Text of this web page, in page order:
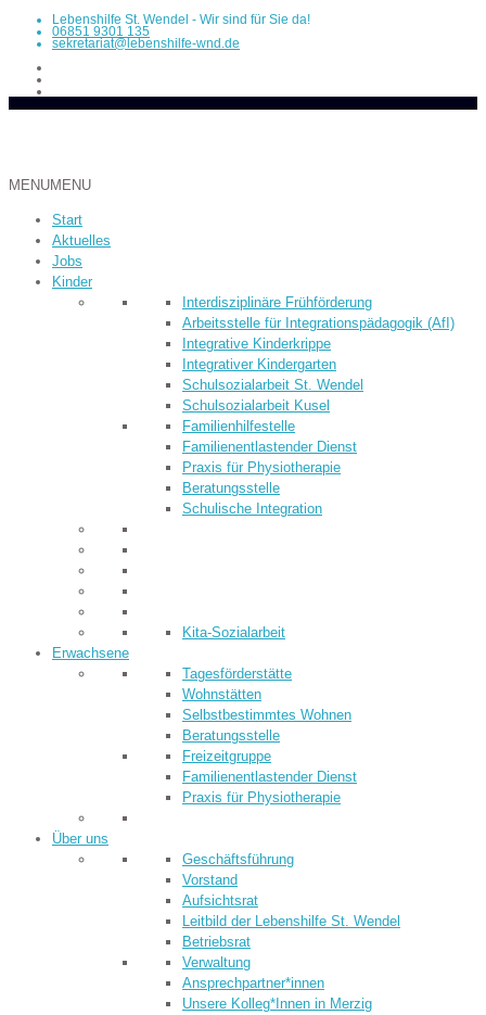
Lebenshilfe St. Wendel - Wir sind für Sie da!
06851 9301 135
sekretariat@lebenshilfe-wnd.de
MENUMENU
Start
Aktuelles
Jobs
Kinder
Inter­dis­ziplinäre Früh­­förderung
Arbeitsstelle für Integrationspädagogik (AfI)
Integrative Kinderkrippe
Integrativer Kindergarten
Schulsozialarbeit St. Wendel
Schulsozialarbeit Kusel
Familienhilfestelle
Familienentlastender Dienst
Praxis für Physiotherapie
Beratungsstelle
Schulische Integration
Kita-Sozialarbeit
Erwachsene
Tagesförderstätte
Wohnstätten
Selbstbestimmtes Wohnen
Beratungsstelle
Freizeitgruppe
Familienentlastender Dienst
Praxis für Physiotherapie
Über uns
Geschäftsführung
Vorstand
Aufsichtsrat
Leitbild der Lebenshilfe St. Wendel
Betriebsrat
Verwaltung
Ansprechpartner*innen
Unsere Kolleg*Innen in Merzig